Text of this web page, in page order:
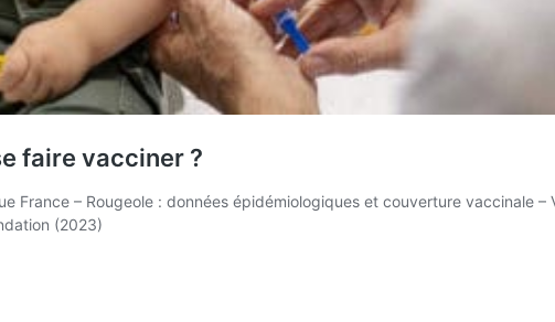
faire vacciner ?
France – Rougeole : données épidémiologiques et couverture vaccinale –
(2023)